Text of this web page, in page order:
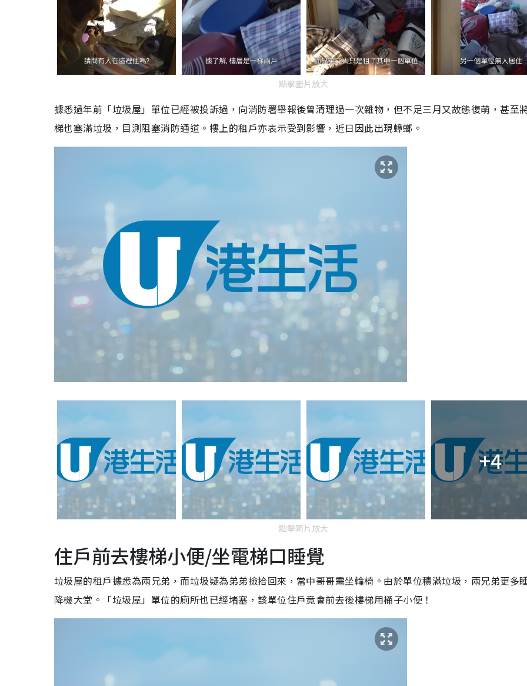
點擊圖片放大
據悉過年前「垃圾屋」單位已經被投訴過，向消防署舉報後曾清理過一次雜物，但不足三月又故態復萌，甚至
梯也塞滿垃圾，目測阻塞消防通道。樓上的租戶亦表示受到影響，近日因此出現蟑螂。
+4
點擊圖片放大
住戶前去樓梯小便/坐電梯口睡覺
垃圾屋的租戶據悉為兩兄弟，而垃圾疑為弟弟撿拾回來，當中哥哥需坐輪椅。由於單位積滿垃圾，兩兄弟更多
降機大堂。「垃圾屋」單位的廁所也已經堵塞，該單位住戶竟會前去後樓梯用桶子小便！